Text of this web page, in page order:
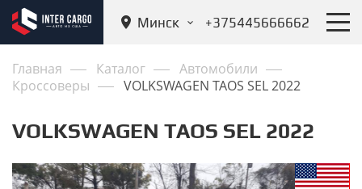
Минск +375445666662
Главная Каталог
Автомобили
Кроссоверы
VOLKSWAGEN TAOS SEL 2022
VOLKSWAGEN TAOS SEL 2022